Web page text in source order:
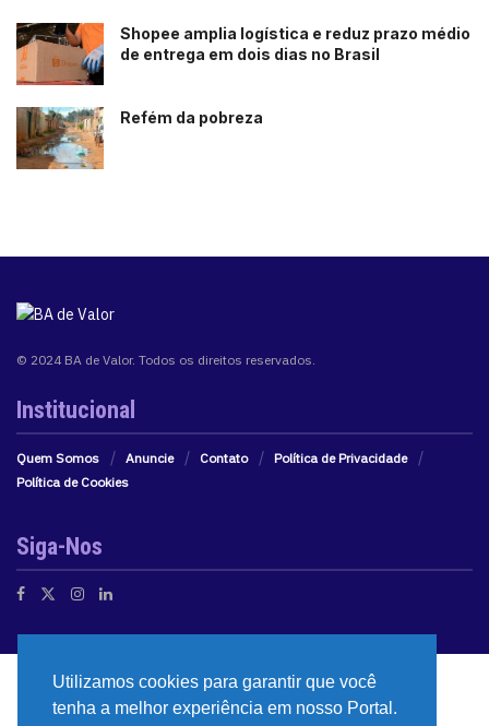
Shopee amplia logística e reduz prazo médio
de entrega em dois dias no Brasil
Refém da pobreza
© 2024 BA de Valor. Todos os direitos reservados.
Institucional
Quem Somos Anuncie Contato
Política de Privacidade
Política de Cookies
Siga-Nos
Utilizamos cookies para garantir que você
tenha a melhor experiência em nosso Portal.